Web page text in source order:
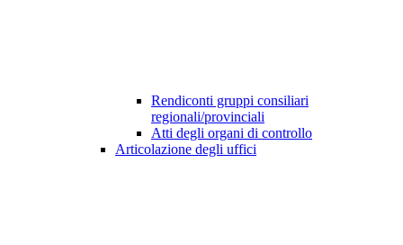
Rendiconti gruppi consiliari
regionali/provinciali
Atti degli organi di controllo
Articolazione degli uffici